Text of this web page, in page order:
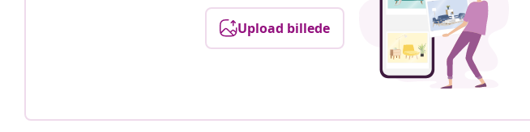
Upload billede